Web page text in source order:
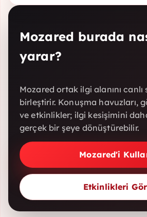
Mozared burada
yarar?
Mozared ortak ilgi alanını
birleştirir. Konuşma havuzları,
ve etkinlikler; ilgi kesişimini
gerçek bir şeye dönüştürebilir.
Mozared'i
Etkinlikleri Gör